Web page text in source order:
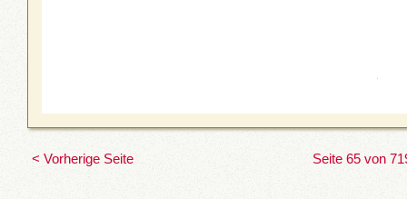
< Vorherige Seite Seite 65 von